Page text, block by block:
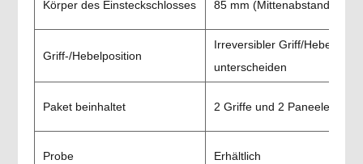
Körper des Einsteckschlosses 85 mm (Mittenabstand) * 60
Griff-/Hebelposition
Irreversibler Griff/Hebel;
unterscheiden
Paket beinhaltet 2 Griffe und 2 Paneele +
Probe Erhältlich